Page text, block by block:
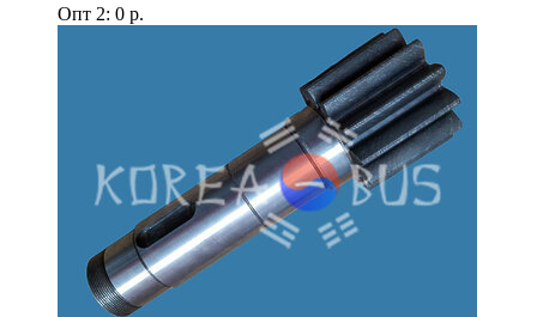
Опт 2: 0 р.